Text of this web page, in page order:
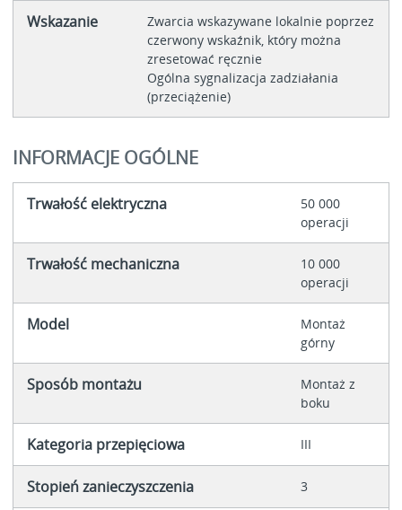
Wskazanie
Zwarcia wskazywane lokalnie poprzez
czerwony wskaźnik, który można
zresetować ręcznie
Ogólna sygnalizacja zadziałania
(przeciążenie)
INFORMACJE OGÓLNE
Trwałość elektryczna
50 000
operacji
Trwałość mechaniczna
10 000
operacji
Model
Montaż
górny
Sposób montażu
Montaż z
boku
Kategoria przepięciowa III
Stopień zanieczyszczenia 3